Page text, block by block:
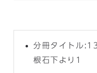
分冊タイトル
根石下より1